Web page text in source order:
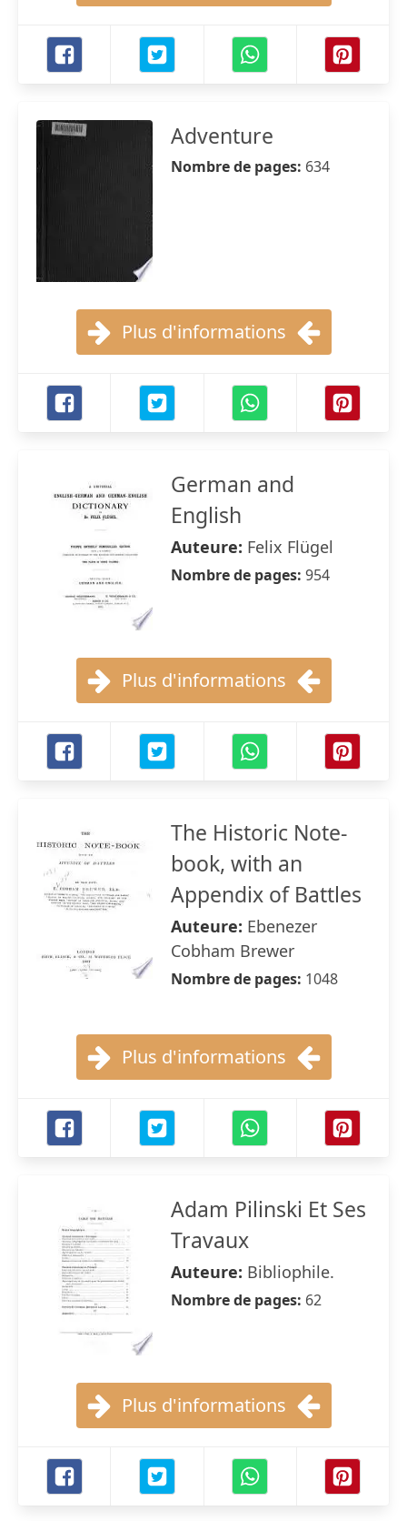
Adventure
Nombre de pages: 634
Plus d'informations
German and
English
Auteure: Felix Flügel
Nombre de pages: 954
Plus d'informations
The Historic Note-
book, with an
Appendix of Battles
Auteure: Ebenezer
Cobham Brewer
Nombre de pages: 1048
Plus d'informations
Adam Pilinski Et Ses
Travaux
Auteure: Bibliophile.
Nombre de pages: 62
Plus d'informations